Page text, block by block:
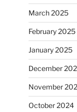
March 2025
February 2025
January 2025
December
November
October 2024